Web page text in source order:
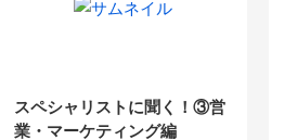
スペシャリストに聞く！③営
業・マーケティング編